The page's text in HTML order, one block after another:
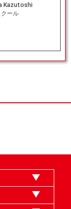
Kazutoshi
ール